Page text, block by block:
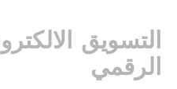
التسويق
الرقمي